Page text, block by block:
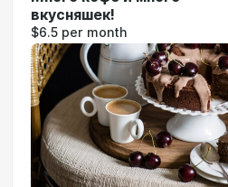
вкусняшек!
$6.5 per month